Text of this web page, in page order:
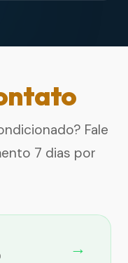
Fale
7 dias por
→